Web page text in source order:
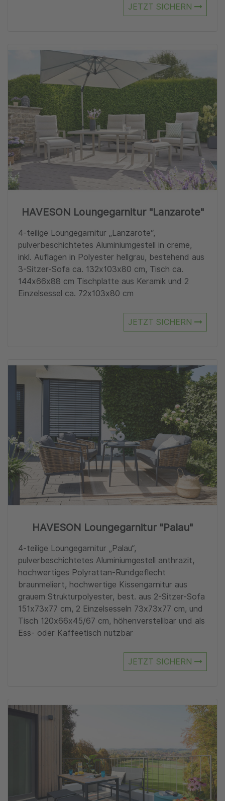
JETZT SICHERN
HAVESON Loungegarnitur "Lanzarote"
4-teilige Loungegarnitur „Lanzarote“,
pulverbeschichtetes Aluminiumgestell in creme,
inkl. Auflagen in Polyester hellgrau, bestehend aus
3-Sitzer-Sofa ca. 132x103x80 cm, Tisch ca.
144x66x88 cm Tischplatte aus Keramik und 2
Einzelsessel ca. 72x103x80 cm
JETZT SICHERN
HAVESON Loungegarnitur "Palau"
4-teilige Loungegarnitur „Palau“,
pulverbeschichtetes Aluminiumgestell anthrazit,
hochwertiges Polyrattan-Rundgeflecht
braunmeliert, hochwertige Kissengarnitur aus
grauem Strukturpolyester, best. aus 2-Sitzer-Sofa
151x73x77 cm, 2 Einzelsesseln 73x73x77 cm, und
Tisch 120x66x45/67 cm, höhenverstellbar und als
Ess- oder Kaffeetisch nutzbar
JETZT SICHERN